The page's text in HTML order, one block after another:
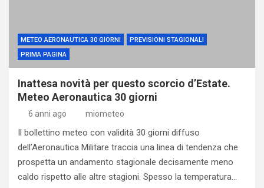
METEO AERONAUTICA 30 GIORNI
PREVISIONI STAGIONALI
PRIMA PAGINA
Inattesa novità per questo scorcio d’Estate.
Meteo Aeronautica 30 giorni
6 anni ago miometeo
Il bollettino meteo con validità 30 giorni diffuso
dell’Aeronautica Militare traccia una linea di tendenza che
prospetta un andamento stagionale decisamente meno
caldo rispetto alle altre stagioni. Spesso la temperatura…